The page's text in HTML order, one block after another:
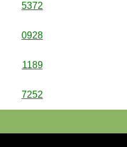
5372
0928
1189
7252